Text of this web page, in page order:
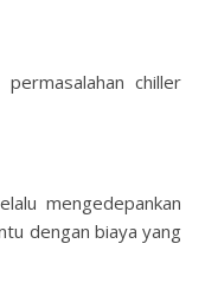
chiller
mengedepankan
dengan biaya yang